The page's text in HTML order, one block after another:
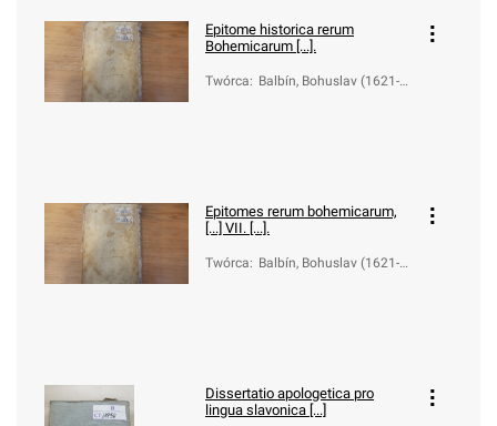
Epitome historica rerum
Bohemicarum [...].
Twórca: Balbín, Bohuslav (1621-1
Epitomes rerum bohemicarum,
[...] VII. [...].
Twórca: Balbín, Bohuslav (1621-1
Dissertatio apologetica pro
lingua slavonica [...]